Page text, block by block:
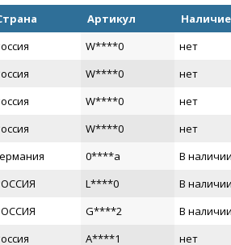
Артикул Наличие
W****0 нет
W****0 нет
W****0 нет
W****0 нет
0****a В наличии
L****0 В наличии
G****2 В наличии
A****1 нет